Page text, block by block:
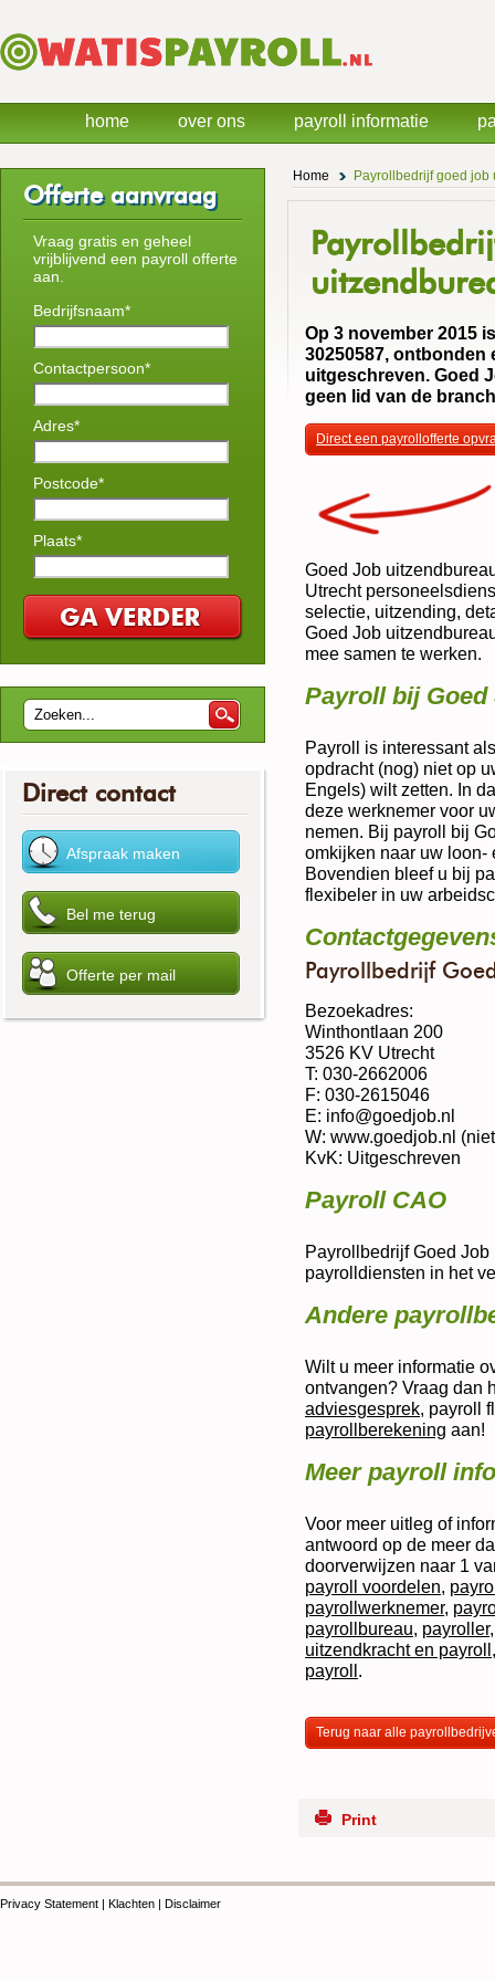
Home Payrollbedrijf goed job
Op 3 november 2015
30250587, ontbonden
uitgeschreven. Goed
geen lid van de
Direct een payrollofferte
Goed Job
Utrecht
selectie, uitzending,
Goed Job
mee samen te werken.
Payroll bij
Payroll is interessant
opdracht (nog) niet op
Engels) wilt zetten. In
deze werknemer voor
nemen. Bij payroll bij
omkijken naar uw loon-
Bovendien bleef u bij
flexibeler in uw
Payrollbedrijf
Bezoekadres:
Winthontlaan 200
3526 KV Utrecht
T: 030-2662006
F: 030-2615046
E: info@goedjob.nl
W: www.goedjob.nl
KvK: Uitgeschreven
Payroll CAO
Payrollbedrijf Goed
payrolldiensten in het
Andere
Wilt u meer informatie
ontvangen? Vraag dan
adviesgesprek, payroll
payrollberekening aan!
Meer payroll
Voor meer uitleg of
antwoord op de meer
doorverwijzen naar 1
payroll voordelen,
payrollwerknemer,
payrollbureau, payroller
uitzendkracht en payroll
payroll.
Terug naar alle
Print
Offerte aanvraag
Vraag gratis en geheel
vrijblijvend een payroll offerte
aan.
Bedrijfsnaam*
Contactpersoon*
Adres*
Postcode*
Plaats*
Direct contact
Privacy Statement | Klachten | Disclaimer
home over ons payroll informatie